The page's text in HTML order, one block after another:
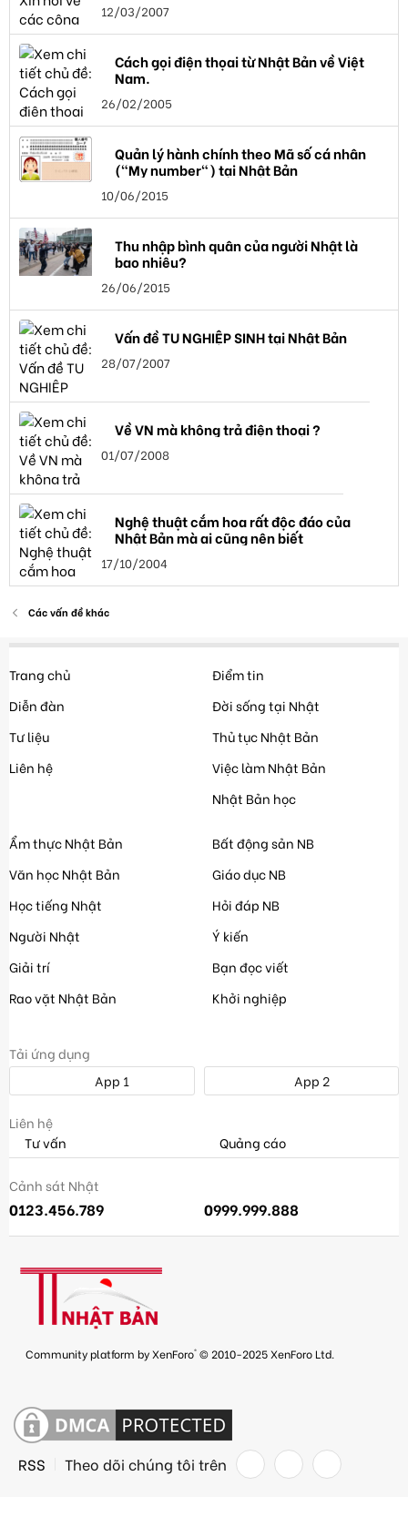
12/03/2007
Cách gọi điện thọai từ Nhật Bản về Việt
Nam.
26/02/2005
Quản lý hành chính theo Mã số cá nhân
("My number") tại Nhật Bản
10/06/2015
Thu nhập bình quân của người Nhật là
bao nhiêu?
26/06/2015
Vấn đề TU NGHIỆP SINH tại Nhật Bản
28/07/2007
Về VN mà không trả điện thoại ?
01/07/2008
Nghệ thuật cắm hoa rất độc đáo của
Nhật Bản mà ai cũng nên biết
17/10/2004
Các vấn đề khác
Trang chủ
Diễn đàn
Tư liệu
Liên hệ
Điểm tin
Đời sống tại Nhật
Thủ tục Nhật Bản
Việc làm Nhật Bản
Nhật Bản học
Ẩm thực Nhật Bản
Văn học Nhật Bản
Học tiếng Nhật
Người Nhật
Giải trí
Rao vặt Nhật Bản
Bất động sản NB
Giáo dục NB
Hỏi đáp NB
Ý kiến
Bạn đọc viết
Khởi nghiệp
Tải ứng dụng
App 1
App 2
Liên hệ
Tư vấn
Quảng cáo
Cảnh sát Nhật
0123.456.789 0999.999.888
Community platform by XenForo® © 2010-2025 XenForo Ltd.
RSS Theo dõi chúng tôi trên